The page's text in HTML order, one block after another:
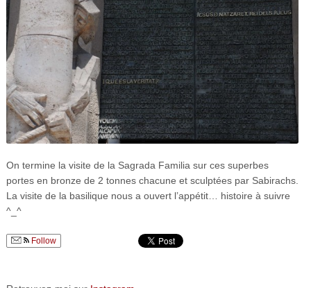
On termine la visite de la Sagrada Familia sur ces superbes
portes en bronze de 2 tonnes chacune et sculptées par Sabirachs.
La visite de la basilique nous a ouvert l’appétit… histoire à suivre
^_^
Follow